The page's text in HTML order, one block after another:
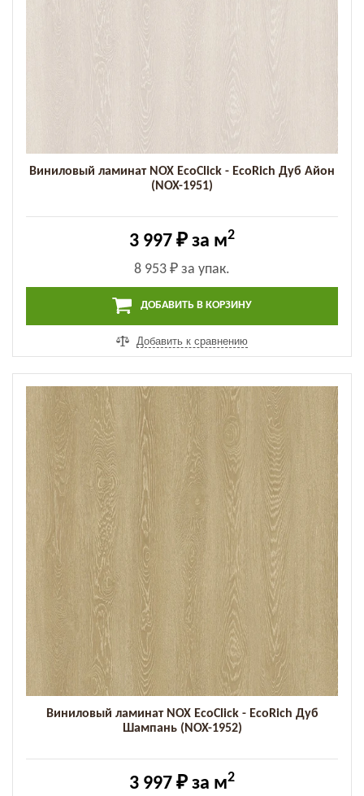
Виниловый ламинат NOX EcoClick - EcoRich Дуб Айон
(NOX-1951)
3 997 ₽ за м2
8 953 ₽ за упак.
ДОБАВИТЬ В КОРЗИНУ
Добавить к сравнению
Виниловый ламинат NOX EcoClick - EcoRich Дуб
Шампань (NOX-1952)
3 997 ₽ за м2